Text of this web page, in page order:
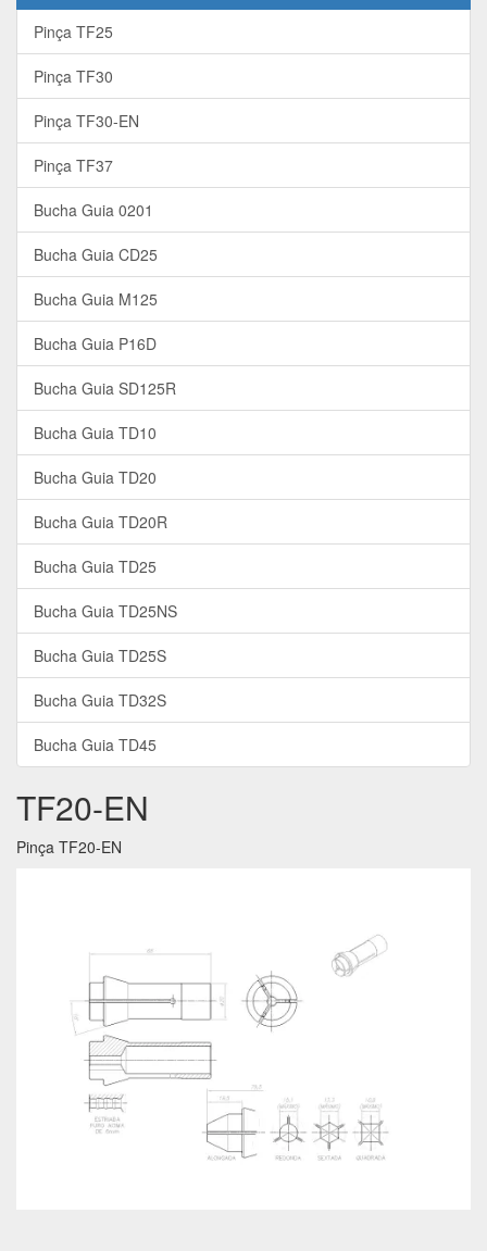
Pinça TF25
Pinça TF30
Pinça TF30-EN
Pinça TF37
Bucha Guia 0201
Bucha Guia CD25
Bucha Guia M125
Bucha Guia P16D
Bucha Guia SD125R
Bucha Guia TD10
Bucha Guia TD20
Bucha Guia TD20R
Bucha Guia TD25
Bucha Guia TD25NS
Bucha Guia TD25S
Bucha Guia TD32S
Bucha Guia TD45
TF20-EN
Pinça TF20-EN